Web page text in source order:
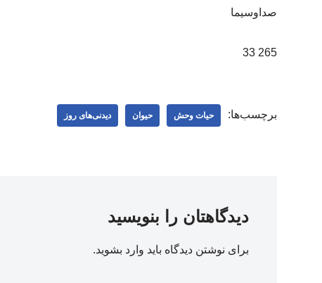
صداوسیما
265 33
برچسب‌ها: حیات وحش حیوان دیدنی‌های روز
دیدگاهتان را بنویسید
برای نوشتن دیدگاه باید وارد بشوید.